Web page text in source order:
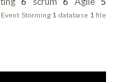
Event Storming 1 database 1 file